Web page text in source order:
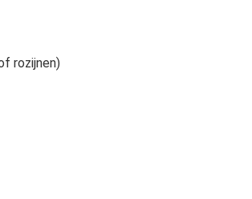
rozijnen)